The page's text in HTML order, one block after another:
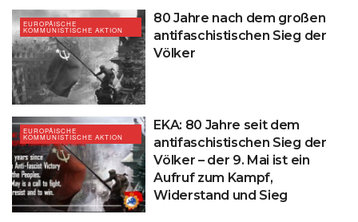
EUROPÄISCHE
KOMMUNISTISCHE AKTION
80 Jahre nach dem großen
antifaschistischen Sieg der
Völker
EUROPÄISCHE
KOMMUNISTISCHE AKTION
EKA: 80 Jahre seit dem
antifaschistischen Sieg der
Völker – der 9. Mai ist ein
Aufruf zum Kampf,
Widerstand und Sieg